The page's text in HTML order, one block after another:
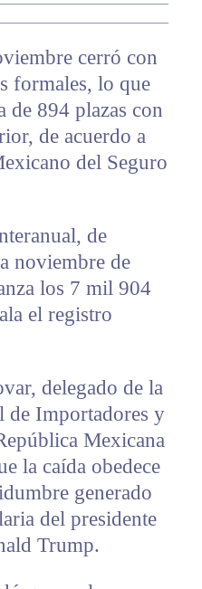
cerró con
formales, lo que
de 894 plazas con
de acuerdo a
del Seguro
de
noviembre de
los 7 mil 904
el registro
delegado de la
de Importadores y
Mexicana
la caída obedece
generado
del presidente
Trump.